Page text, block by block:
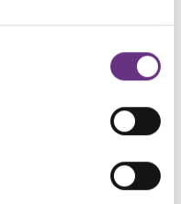
uw geografische
door het actief te
(fingerprinting)
het
detailgedeelte in.
6-2024